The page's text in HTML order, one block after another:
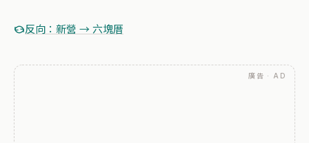
反向：新營 → 六塊厝
廣告 · AD